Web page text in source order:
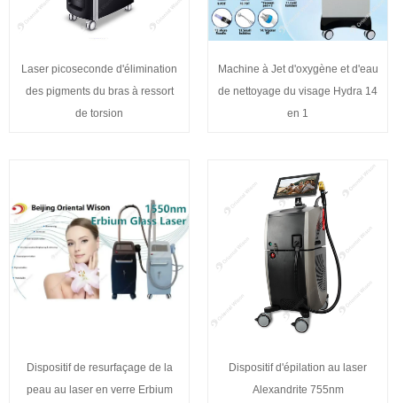
Laser picoseconde d'élimination
des pigments du bras à ressort
de torsion
Machine à Jet d'oxygène et d'eau
de nettoyage du visage Hydra 14
en 1
Dispositif de resurfaçage de la
peau au laser en verre Erbium
Dispositif d'épilation au laser
Alexandrite 755nm